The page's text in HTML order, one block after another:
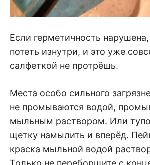
Если герметичность
потеть изнутри, и это уже
салфеткой не протрёшь.
Места особо сильного
не промываются водой,
мыльным раствором. Или
щетку намылить и вперёд.
краска мыльной водой
Только не переборщите с